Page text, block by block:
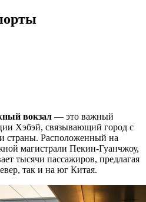
вокзал — это важный
Хэбэй, связывающий город с
страны. Расположенный на
магистрали Пекин-Гуанчжоу,
тысячи пассажиров, предлагая
так и на юг Китая.